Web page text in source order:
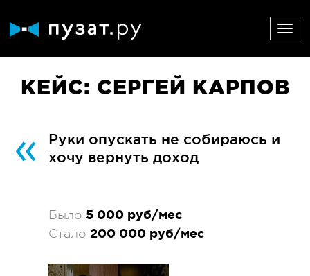
КЕЙС: СЕРГЕЙ КАРПОВ
Руки опускать не собираюсь и
хочу вернуть доход
Было 5 000 руб/мес
Стало 200 000 руб/мес